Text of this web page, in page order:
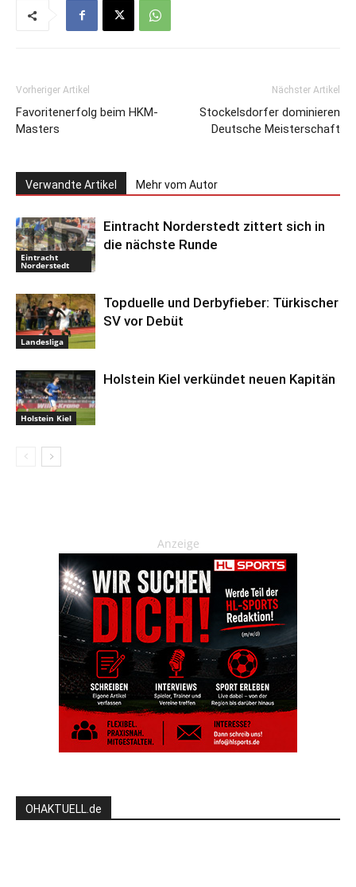
Vorheriger Artikel
Favoritenerfolg beim HKM-
Masters
Nächster Artikel
Stockelsdorfer dominieren
Deutsche Meisterschaft
Verwandte Artikel Mehr vom Autor
Eintracht
Norderstedt
Eintracht Norderstedt zittert sich in
die nächste Runde
Landesliga
Topduelle und Derbyfieber: Türkischer
SV vor Debüt
Holstein Kiel
Holstein Kiel verkündet neuen Kapitän
Anzeige
OHAKTUELL.de